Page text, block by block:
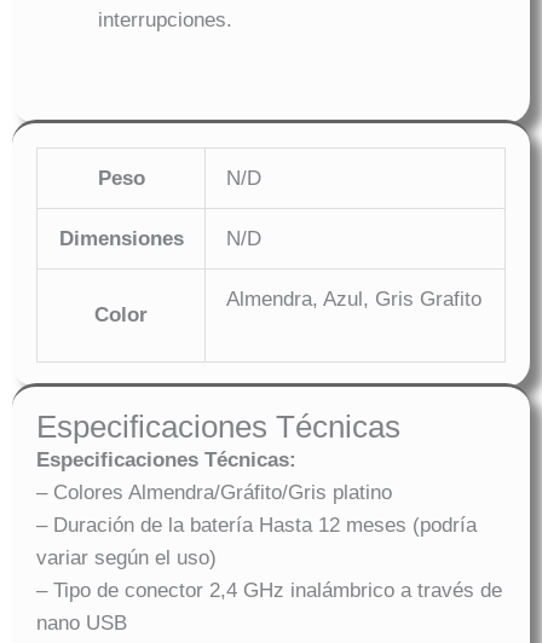
interrupciones.
Peso N/D
Dimensiones N/D
Color
Almendra, Azul, Gris Grafito
Especificaciones Técnicas
Especificaciones Técnicas:
– Colores Almendra/Gráfito/Gris platino
– Duración de la batería Hasta 12 meses (podría
variar según el uso)
– Tipo de conector 2,4 GHz inalámbrico a través de
nano USB